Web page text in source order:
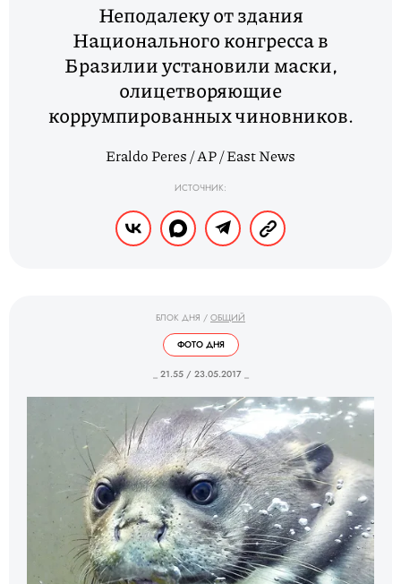
Неподалеку от здания
Национального конгресса в
Бразилии установили маски,
олицетворяющие
коррумпированных чиновников.
Eraldo Peres / AP / East News
ИСТОЧНИК:
БЛОК ДНЯ / ОБЩИЙ
ФОТО ДНЯ
_ 21.55 / 23.05.2017 _